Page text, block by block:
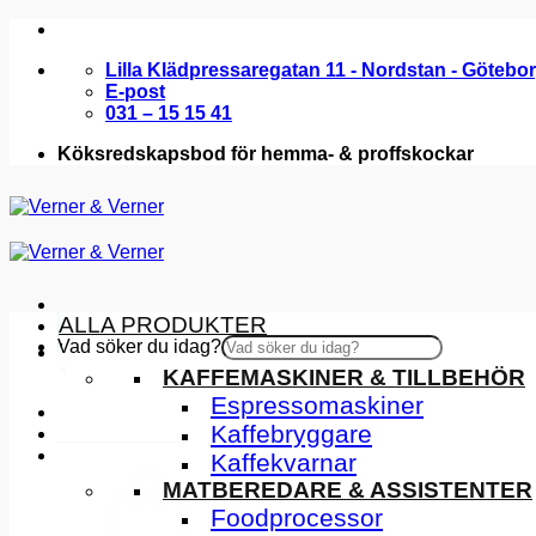
Skip
content
Lilla Klädpressaregatan 11 - Nordstan -
E-post
031 – 15 15 41
Köksredskapsbod för hemma- & proffskockar
Vad söker du idag?
ALLA PRODUKTER
KÖKSMASKINER
KAFFEMASKINER & TILLBEHÖR
Espressomaskiner
Kaffebryggare
Kaffekvarnar
MATBEREDARE & ASSISTENTER
Foodprocessor